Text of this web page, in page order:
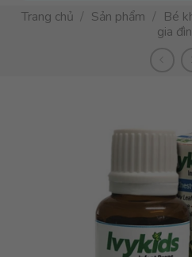
Trang chủ / Sản phẩm / Bé
gia